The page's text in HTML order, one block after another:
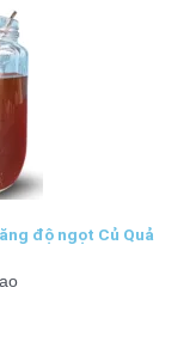
độ ngọt Củ Quả